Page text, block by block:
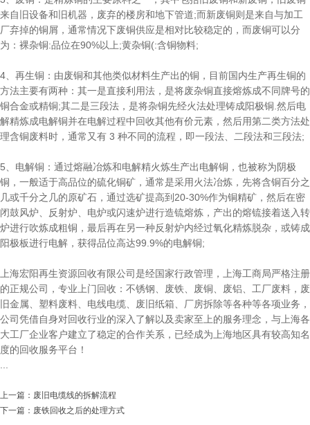
来自旧设备和旧机器，废弃的楼房和地下管道;而新废铜则是来自与加工
厂弃掉的铜屑，通常情况下废铜供应是相对比较稳定的，而废铜可以分
为：裸杂铜:品位在90%以上;黄杂铜(:含铜物料;
4、再生铜：由废铜和其他类似材料生产出的铜，目前国内生产再生铜的
方法主要有两种：其一是直接利用法，是将废杂铜直接熔炼成不同牌号的
铜合金或精铜;其二是三段法，是将杂铜先经火法处理铸成阳极铜.然后电
解精炼成电解铜并在电解过程中回收其他有价元素，然后用第二类方法处
理含铜废料时，通常又有 3 种不同的流程，即一段法、二段法和三段法;
5、电解铜：通过熔融冶炼和电解精火炼生产出电解铜，也被称为阴极
铜，一般适于高品位的硫化铜矿，通常是采用火法冶炼，先将含铜百分之
几或千分之几的原矿石，通过选矿提高到20-30%作为铜精矿，然后在密
闭鼓风炉、反射炉、电炉或闪速炉进行造锍熔炼，产出的熔锍接着送入转
炉进行吹炼成粗铜，最后再在另一种反射炉内经过氧化精炼脱杂，或铸成
阳极板进行电解，获得品位高达99.9%的电解铜;
上海宏阳再生资源回收有限公司是经国家行政管理，上海工商局严格注册
的正规公司，专业上门回收：不锈钢、废铁、废铜、废铝、工厂废料，废
旧金属、塑料废料、电线电缆、废旧纸箱、厂房拆除等各种等各项业务，
公司凭借自身对回收行业的深入了解以及卖家至上的服务理念，与上海各
大工厂企业客户建立了稳定的合作关系，已经成为上海地区具有较高知名
度的回收服务平台！
上一篇： 废旧电缆线的拆解流程
下一篇： 废铁回收之后的处理方式